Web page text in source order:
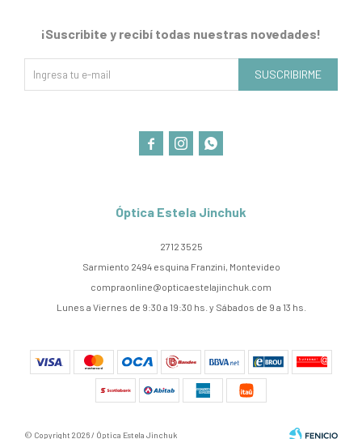
Óptica Estela Jinchuk
2712 3525
Sarmiento 2494 esquina Franzini, Montevideo
compraonline@opticaestelajinchuk.com
Lunes a Viernes de 9:30 a 19:30 hs. y Sábados de 9 a 13 hs.
¡Suscribite y recibí todas nuestras novedades!
SUSCRIBIRME
  
© Copyright 2026 / Óptica Estela Jinchuk